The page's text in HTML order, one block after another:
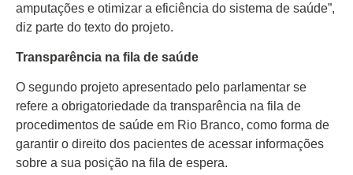
amputações e otimizar a eficiência do sistema de saúde”,
diz parte do texto do projeto.
Transparência na fila de saúde
O segundo projeto apresentado pelo parlamentar se
refere a obrigatoriedade da transparência na fila de
procedimentos de saúde em Rio Branco, como forma de
garantir o direito dos pacientes de acessar informações
sobre a sua posição na fila de espera.